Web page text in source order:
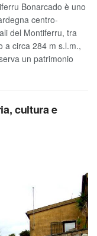
Bonarcado è uno
centro-
del Montiferru, tra
a circa 284 m s.l.m.,
un patrimonio
cultura e